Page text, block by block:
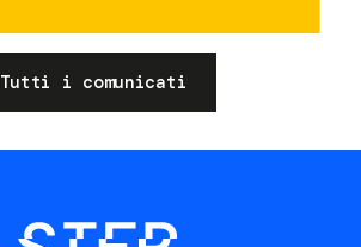
Tutti i comunicati